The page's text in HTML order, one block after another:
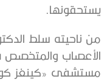
يستحقونها.
من ناحيته سلط
الأعصاب والمتخصص
مستشفى «كينغز